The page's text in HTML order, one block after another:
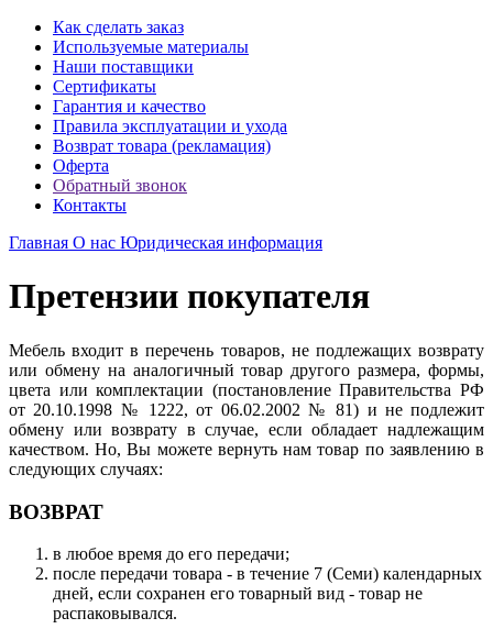
Как сделать заказ
Используемые материалы
Наши поставщики
Сертификаты
Гарантия и качество
Правила эксплуатации и ухода
Возврат товара (рекламация)
Оферта
Обратный звонок
Контакты
Главная О нас Юридическая информация
Претензии покупателя
Мебель входит в перечень товаров, не подлежащих возврату
или обмену на аналогичный товар другого размера, формы,
цвета или комплектации (постановление Правительства РФ
от 20.10.1998 № 1222, от 06.02.2002 № 81) и не подлежит
обмену или возврату в случае, если обладает надлежащим
качеством. Но, Вы можете вернуть нам товар по заявлению в
следующих случаях:
ВОЗВРАТ
в любое время до его передачи;
после передачи товара - в течение 7 (Семи) календарных
дней, если сохранен его товарный вид - товар не
распаковывался.